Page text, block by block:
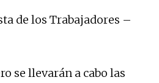
de los Trabajadores –
se llevarán a cabo las